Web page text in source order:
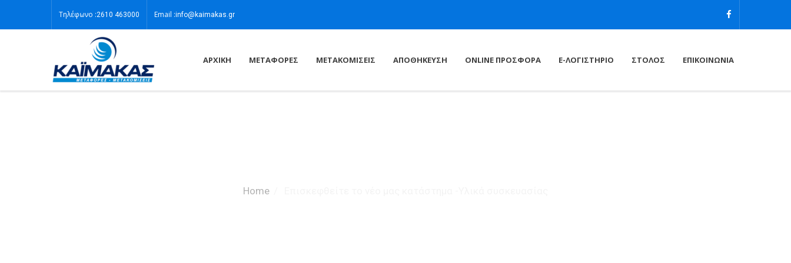
Τηλέφωνο :2610 463000 Email :info@kaimakas.gr
ΑΡΧΙΚΉ ΜΕΤΑΦΟΡΕΣ ΜΕΤΑΚΟΜΙΣΕΙΣ ΑΠΟΘΗΚΕΥΣΗ ONLINE ΠΡΟΣΦΟΡΑ E-ΛΟΓΙΣΤΗΡΙΟ ΣΤΟΛΟΣ ΕΠΙΚΟΙΝΩΝΙΑ
Home